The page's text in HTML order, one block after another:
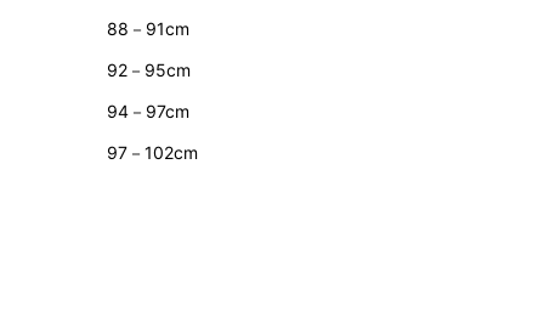
88－91cm
92－95cm
94－97cm
97－102cm